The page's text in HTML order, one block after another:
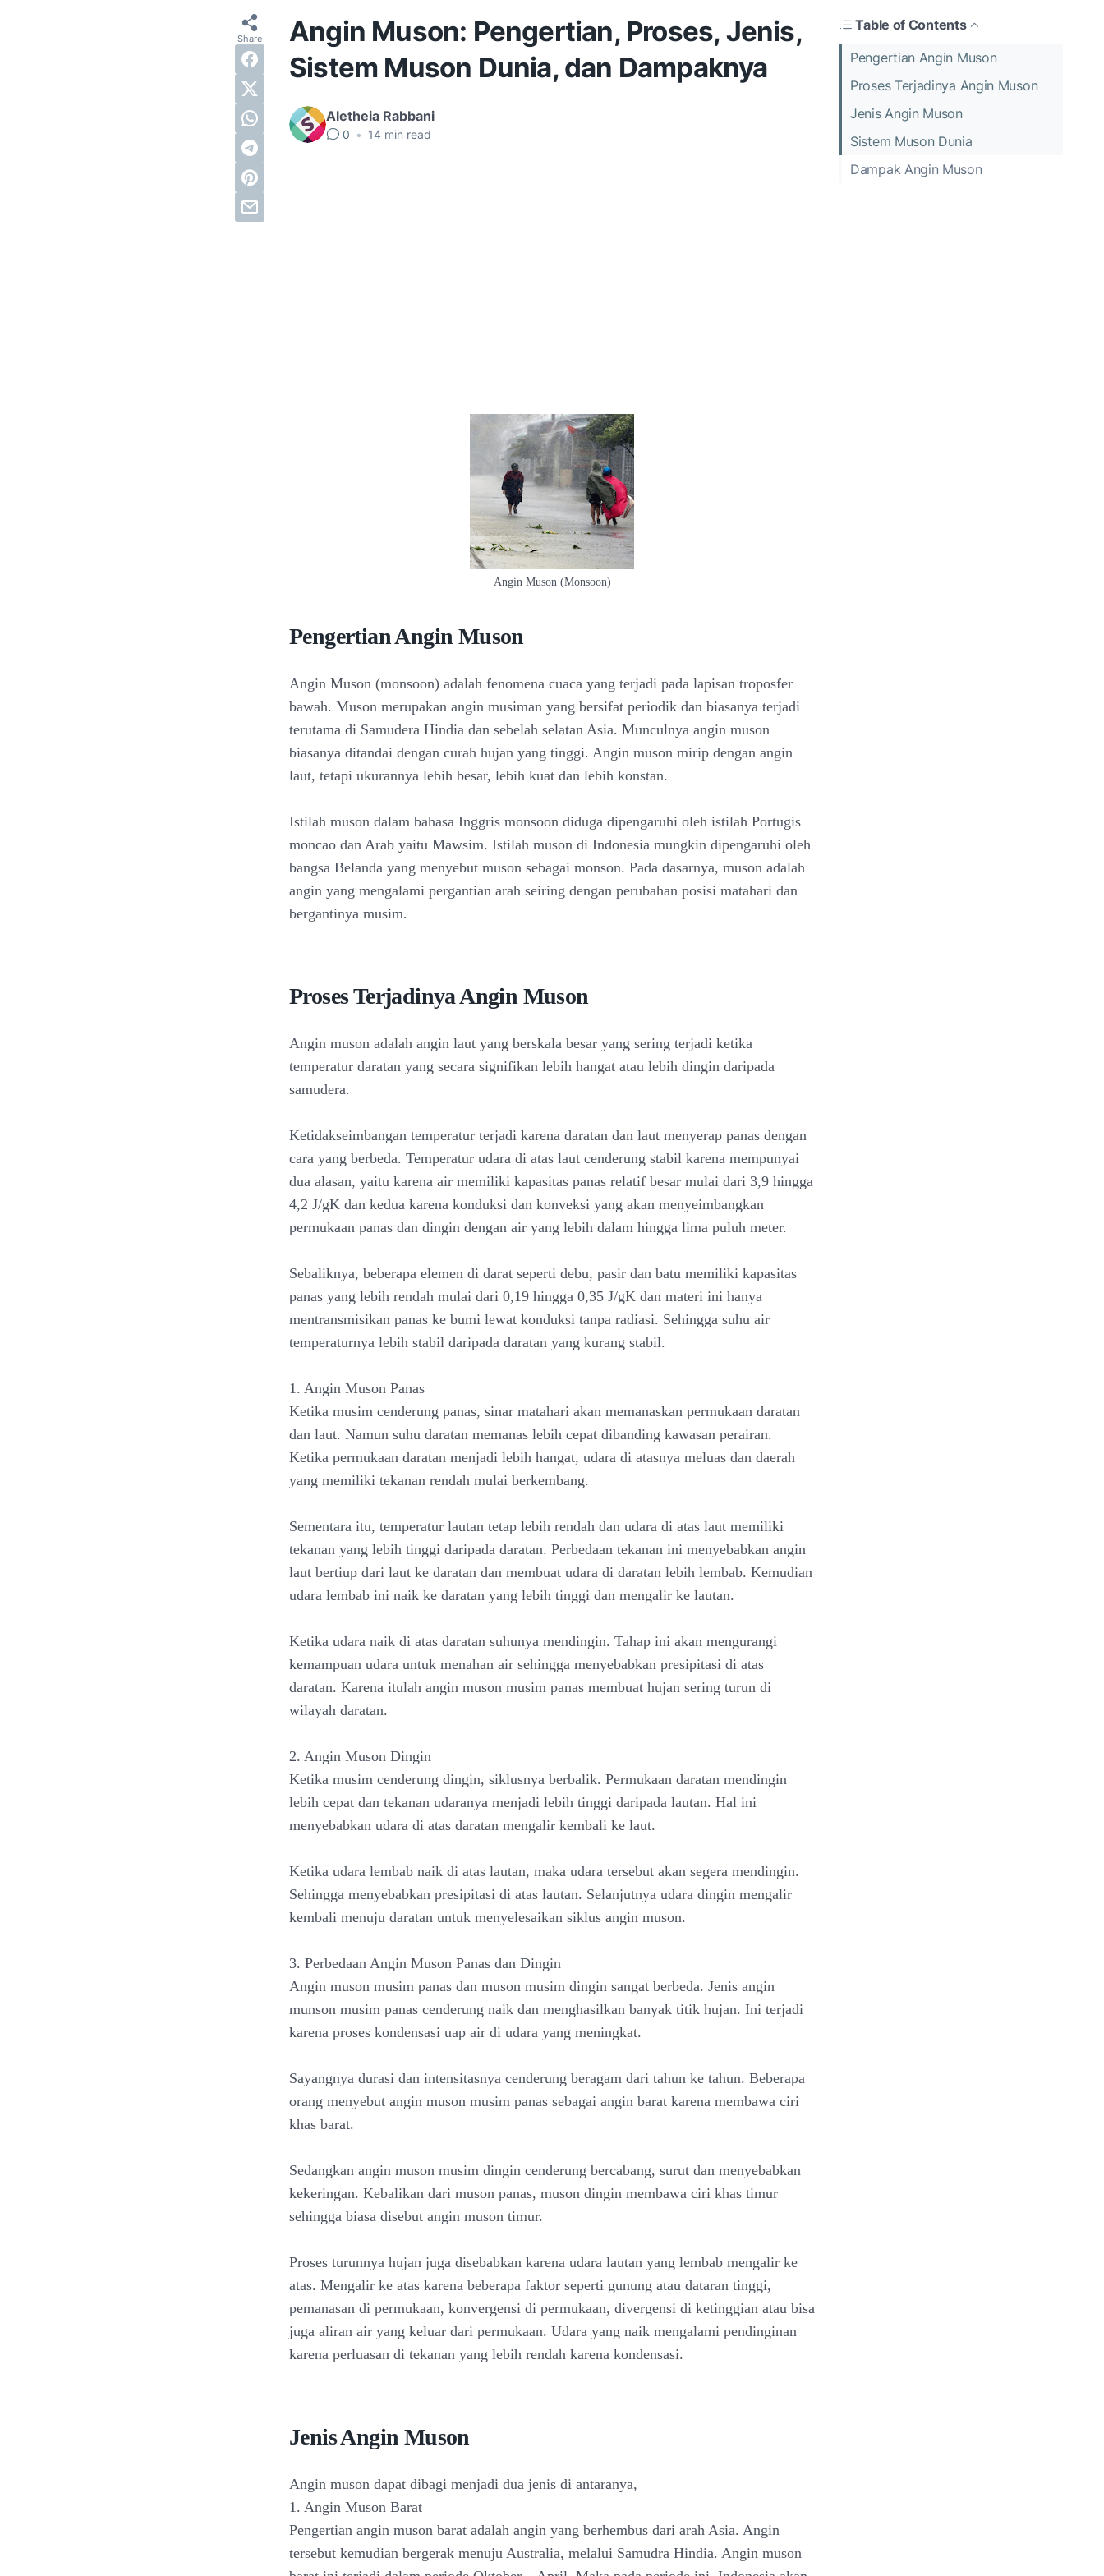
Angin Muson: Pengertian, Proses, Jenis,
Sistem Muson Dunia, dan Dampaknya
Aletheia Rabbani
0 • 14 min read
Table of Contents
Pengertian Angin Muson
Proses Terjadinya Angin Muson
Jenis Angin Muson
Sistem Muson Dunia
Dampak Angin Muson
Angin Muson (Monsoon)
Pengertian Angin Muson
Angin Muson (monsoon) adalah fenomena cuaca yang terjadi pada lapisan troposfer
bawah. Muson merupakan angin musiman yang bersifat periodik dan biasanya terjadi
terutama di Samudera Hindia dan sebelah selatan Asia. Munculnya angin muson
biasanya ditandai dengan curah hujan yang tinggi. Angin muson mirip dengan angin
laut, tetapi ukurannya lebih besar, lebih kuat dan lebih konstan.
Istilah muson dalam bahasa Inggris monsoon diduga dipengaruhi oleh istilah Portugis
moncao dan Arab yaitu Mawsim. Istilah muson di Indonesia mungkin dipengaruhi oleh
bangsa Belanda yang menyebut muson sebagai monson. Pada dasarnya, muson adalah
angin yang mengalami pergantian arah seiring dengan perubahan posisi matahari dan
bergantinya musim.
Proses Terjadinya Angin Muson
Angin muson adalah angin laut yang berskala besar yang sering terjadi ketika
temperatur daratan yang secara signifikan lebih hangat atau lebih dingin daripada
samudera.
Ketidakseimbangan temperatur terjadi karena daratan dan laut menyerap panas dengan
cara yang berbeda. Temperatur udara di atas laut cenderung stabil karena mempunyai
dua alasan, yaitu karena air memiliki kapasitas panas relatif besar mulai dari 3,9 hingga
4,2 J/gK dan kedua karena konduksi dan konveksi yang akan menyeimbangkan
permukaan panas dan dingin dengan air yang lebih dalam hingga lima puluh meter.
Sebaliknya, beberapa elemen di darat seperti debu, pasir dan batu memiliki kapasitas
panas yang lebih rendah mulai dari 0,19 hingga 0,35 J/gK dan materi ini hanya
mentransmisikan panas ke bumi lewat konduksi tanpa radiasi. Sehingga suhu air
temperaturnya lebih stabil daripada daratan yang kurang stabil.
1. Angin Muson Panas
Ketika musim cenderung panas, sinar matahari akan memanaskan permukaan daratan
dan laut. Namun suhu daratan memanas lebih cepat dibanding kawasan perairan.
Ketika permukaan daratan menjadi lebih hangat, udara di atasnya meluas dan daerah
yang memiliki tekanan rendah mulai berkembang.
Sementara itu, temperatur lautan tetap lebih rendah dan udara di atas laut memiliki
tekanan yang lebih tinggi daripada daratan. Perbedaan tekanan ini menyebabkan angin
laut bertiup dari laut ke daratan dan membuat udara di daratan lebih lembab. Kemudian
udara lembab ini naik ke daratan yang lebih tinggi dan mengalir ke lautan.
Ketika udara naik di atas daratan suhunya mendingin. Tahap ini akan mengurangi
kemampuan udara untuk menahan air sehingga menyebabkan presipitasi di atas
daratan. Karena itulah angin muson musim panas membuat hujan sering turun di
wilayah daratan.
2. Angin Muson Dingin
Ketika musim cenderung dingin, siklusnya berbalik. Permukaan daratan mendingin
lebih cepat dan tekanan udaranya menjadi lebih tinggi daripada lautan. Hal ini
menyebabkan udara di atas daratan mengalir kembali ke laut.
Ketika udara lembab naik di atas lautan, maka udara tersebut akan segera mendingin.
Sehingga menyebabkan presipitasi di atas lautan. Selanjutnya udara dingin mengalir
kembali menuju daratan untuk menyelesaikan siklus angin muson.
3. Perbedaan Angin Muson Panas dan Dingin
Angin muson musim panas dan muson musim dingin sangat berbeda. Jenis angin
munson musim panas cenderung naik dan menghasilkan banyak titik hujan. Ini terjadi
karena proses kondensasi uap air di udara yang meningkat.
Sayangnya durasi dan intensitasnya cenderung beragam dari tahun ke tahun. Beberapa
orang menyebut angin muson musim panas sebagai angin barat karena membawa ciri
khas barat.
Sedangkan angin muson musim dingin cenderung bercabang, surut dan menyebabkan
kekeringan. Kebalikan dari muson panas, muson dingin membawa ciri khas timur
sehingga biasa disebut angin muson timur.
Proses turunnya hujan juga disebabkan karena udara lautan yang lembab mengalir ke
atas. Mengalir ke atas karena beberapa faktor seperti gunung atau dataran tinggi,
pemanasan di permukaan, konvergensi di permukaan, divergensi di ketinggian atau bisa
juga aliran air yang keluar dari permukaan. Udara yang naik mengalami pendinginan
karena perluasan di tekanan yang lebih rendah karena kondensasi.
Jenis Angin Muson
Angin muson dapat dibagi menjadi dua jenis di antaranya,
1. Angin Muson Barat
Pengertian angin muson barat adalah angin yang berhembus dari arah Asia. Angin
tersebut kemudian bergerak menuju Australia, melalui Samudra Hindia. Angin muson